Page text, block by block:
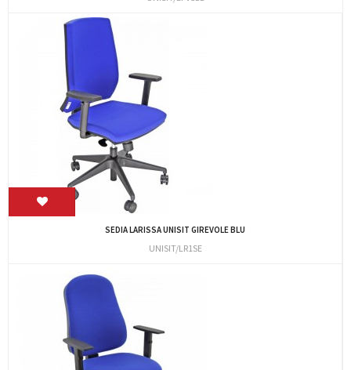
SEDIA LARISSA UNISIT GIREVOLE BLU
UNISIT/LR1SE